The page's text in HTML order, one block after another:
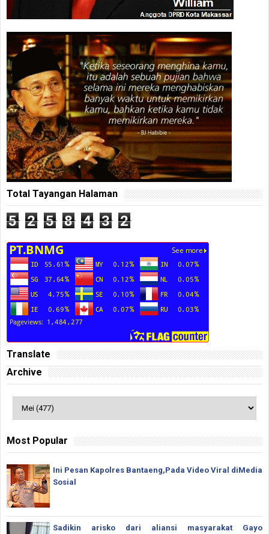
Total Tayangan Halaman
5 2 5 8 4 3 2
Translate
Archive
Most Popular
Ini Pesan Kapolres Bantaeng,Pada Video Viral diMedia
Sosial
Sadikin arisko dari aliansi masyarakat Gayo